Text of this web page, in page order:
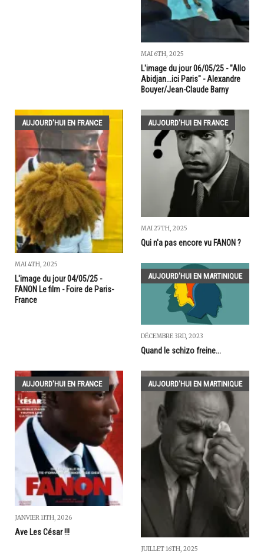
MAI 6TH, 2025
L'image du jour 06/05/25 - "Allo
Abidjan...ici Paris" - Alexandre
Bouyer/Jean-Claude Barny
AUJOURD'HUI EN FRANCE
MAI 4TH, 2025
L'image du jour 04/05/25 -
FANON Le film - Foire de Paris-
France
AUJOURD'HUI EN FRANCE
MAI 27TH, 2025
Qui n'a pas encore vu FANON ?
AUJOURD'HUI EN MARTINIQUE
DÉCEMBRE 3RD, 2023
Quand le schizo freine...
AUJOURD'HUI EN FRANCE
JANVIER 11TH, 2026
Ave Les César !!!
AUJOURD'HUI EN MARTINIQUE
JUILLET 16TH, 2025